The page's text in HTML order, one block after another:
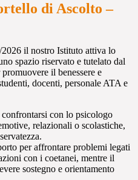
di Ascolto –
il nostro Istituto attiva lo
spazio riservato e tutelato dal
il benessere e
docenti, personale ATA e
con lo psicologo
relazionali o scolastiche,
per affrontare problemi legati
con i coetanei, mentre il
sostegno e orientamento